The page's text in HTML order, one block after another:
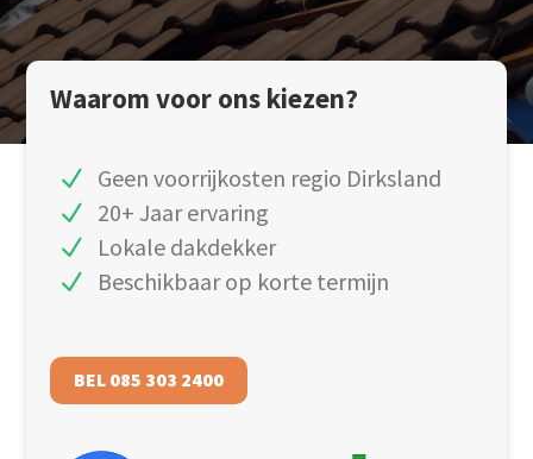
Waarom voor ons kiezen?
Geen voorrijkosten regio Dirksland
20+ Jaar ervaring
Lokale dakdekker
Beschikbaar op korte termijn
BEL 085 303 2400